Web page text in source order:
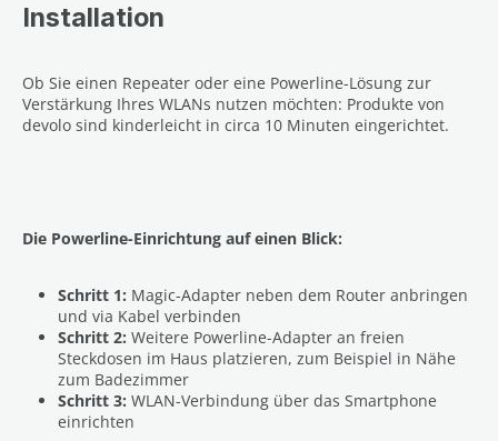
Installation
Ob Sie einen Repeater oder eine Powerline-Lösung zur
Verstärkung Ihres WLANs nutzen möchten: Produkte von
devolo sind kinderleicht in circa 10 Minuten eingerichtet.
Die Powerline-Einrichtung auf einen Blick:
Schritt 1: Magic-Adapter neben dem Router anbringen
und via Kabel verbinden
Schritt 2: Weitere Powerline-Adapter an freien
Steckdosen im Haus platzieren, zum Beispiel in Nähe
zum Badezimmer
Schritt 3: WLAN-Verbindung über das Smartphone
einrichten